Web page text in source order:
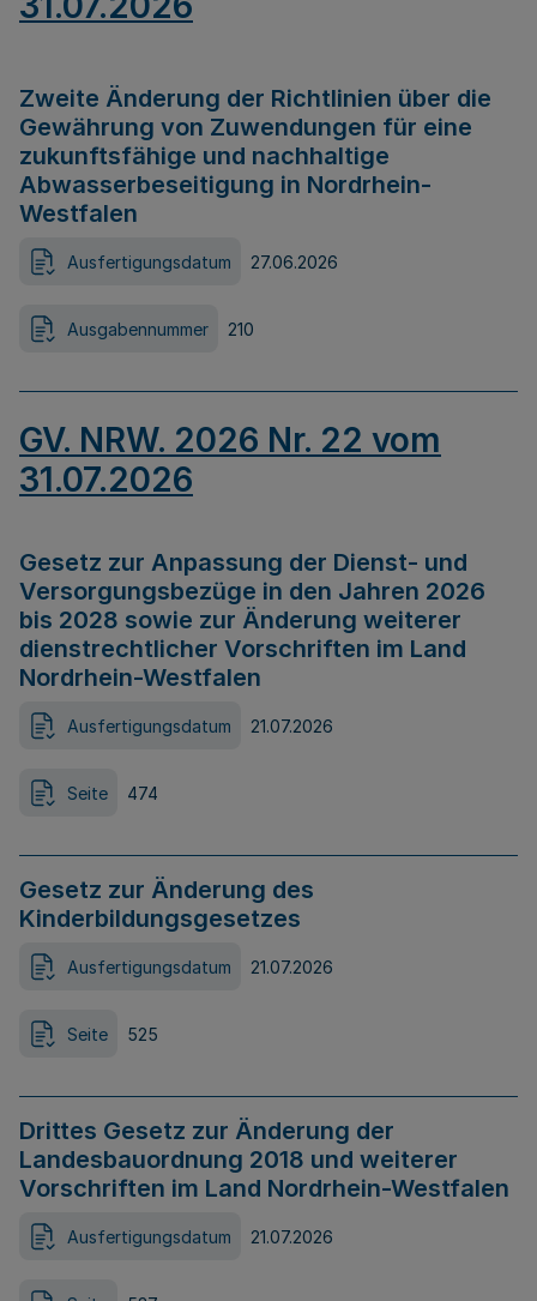
Zweite Änderung der Richtlinien über die
Gewährung von Zuwendungen für eine
zukunftsfähige und nachhaltige
Abwasserbeseitigung in Nordrhein-
Westfalen
Ausfertigungsdatum 27.06.2026
Ausgabennummer 210
GV. NRW. 2026 Nr. 22 vom
31.07.2026
Gesetz zur Anpassung der Dienst- und
Versorgungsbezüge in den Jahren 2026
bis 2028 sowie zur Änderung weiterer
dienstrechtlicher Vorschriften im Land
Nordrhein-Westfalen
Ausfertigungsdatum 21.07.2026
Seite 474
Gesetz zur Änderung des
Kinderbildungsgesetzes
Ausfertigungsdatum 21.07.2026
Seite 525
Drittes Gesetz zur Änderung der
Landesbauordnung 2018 und weiterer
Vorschriften im Land Nordrhein-Westfalen
Ausfertigungsdatum 21.07.2026